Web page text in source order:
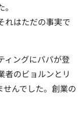
れはただの事実で
ィングにパパが登
者のビョルンとリ
んでした。創業の